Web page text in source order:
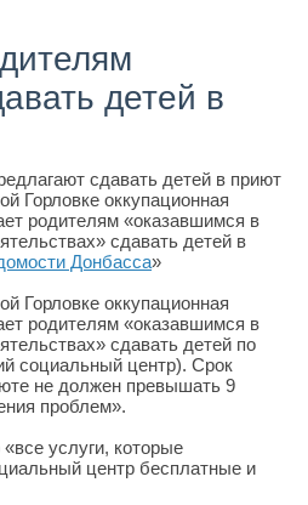
детей в
Горловке оккупационная
родителям «оказавшимся в
сдавать детей в
Донбасса»
Горловке оккупационная
родителям «оказавшимся в
сдавать детей по
социальный центр). Срок
не должен превышать 9
проблем».
услуги, которые
центр бесплатные и